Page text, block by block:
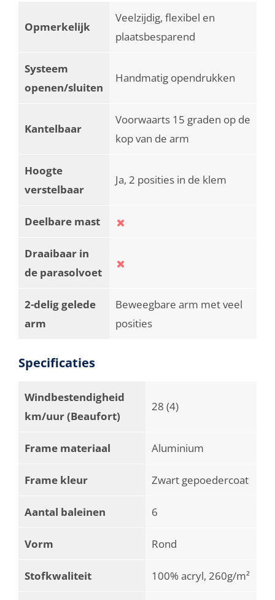
Opmerkelijk
Veelzijdig, flexibel en
plaatsbesparend
Systeem
openen/sluiten
Handmatig opendrukken
Kantelbaar
Voorwaarts 15 graden op de
kop van de arm
Hoogte
verstelbaar
Ja, 2 posities in de klem
Deelbare mast
Draaibaar in
de parasolvoet
2-delig gelede
arm
Beweegbare arm met veel
posities
Specificaties
Windbestendigheid
km/uur (Beaufort)
28 (4)
Frame materiaal Aluminium
Frame kleur Zwart gepoedercoat
Aantal baleinen 6
Vorm Rond
Stofkwaliteit 100% acryl, 260g/m²